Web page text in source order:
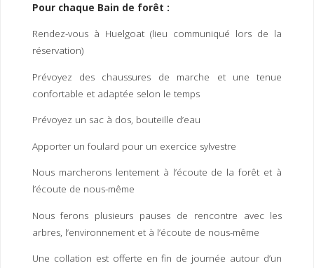
Pour chaque Bain de forêt :
Rendez-vous à Huelgoat (lieu communiqué lors de la
réservation)
Prévoyez des chaussures de marche et une tenue
confortable et adaptée selon le temps
Prévoyez un sac à dos, bouteille d’eau
Apporter un foulard pour un exercice sylvestre
Nous marcherons lentement à l’écoute de la forêt et à
l’écoute de nous-même
Nous ferons plusieurs pauses de rencontre avec les
arbres, l’environnement et à l’écoute de nous-même
Une collation est offerte en fin de journée autour d’un